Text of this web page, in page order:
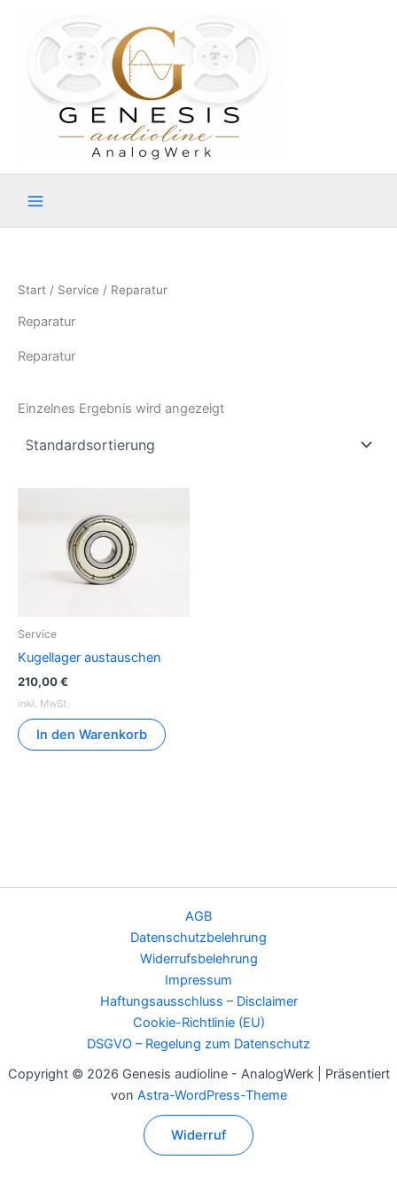
springen
Start / Service / Reparatur
Reparatur
Reparatur
Einzelnes Ergebnis wird angezeigt
Service
Kugellager austauschen
210,00€
inkl. MwSt.
In den Warenkorb
AGB
Datenschutzbelehrung
Widerrufsbelehrung
Impressum
Haftungsausschluss – Disclaimer
Cookie-Richtlinie (EU)
DSGVO – Regelung zum Datenschutz
Copyright © 2026 Genesis audioline - AnalogWerk | Präsentiert
von Astra-WordPress-Theme
Widerruf